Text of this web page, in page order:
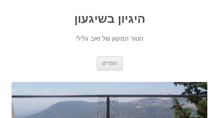
היגיון בשיגעון
הטור המקוון של זאב גלילי
תפריט